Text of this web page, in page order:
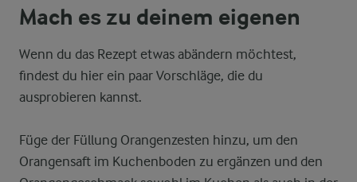
Mach es zu deinem eigenen
Wenn du das Rezept etwas abändern möchtest,
findest du hier ein paar Vorschläge, die du
ausprobieren kannst.
Füge der Füllung Orangenzesten hinzu, um den
Orangensaft im Kuchenboden zu ergänzen und den